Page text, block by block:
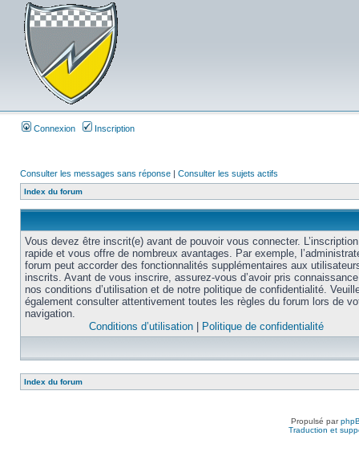
Connexion Inscription
Consulter les messages sans réponse | Consulter les sujets actifs
Index du forum
Vous devez être inscrit(e) avant de pouvoir vous connecter.
rapide et vous offre de nombreux avantages. Par exemple,
forum peut accorder des fonctionnalités supplémentaires aux
inscrits. Avant de vous inscrire, assurez-vous d’avoir pris
nos conditions d’utilisation et de notre politique de confidentialité.
également consulter attentivement toutes les règles du forum lors de
navigation.
Conditions d’utilisation
Politique de confidentialité
Index du forum
Propulsé par
Traduction et